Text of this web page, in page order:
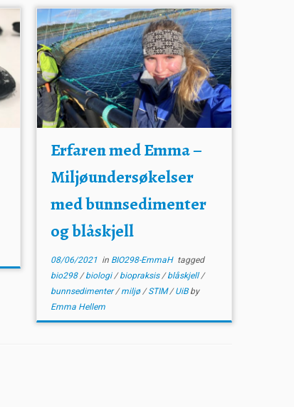
Erfaren med Emma –
Miljøundersøkelser
med bunnsedimenter
og blåskjell
08/06/2021in BIO298-EmmaH tagged
bio298/biologi/biopraksis/blåskjell/
bunnsedimenter/miljø/STIM/UiBby
Emma Hellem